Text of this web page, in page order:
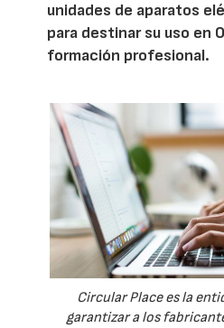
unidades de aparatos
para destinar su uso en
formación profesional.
Circular Place es la
garantizar a los